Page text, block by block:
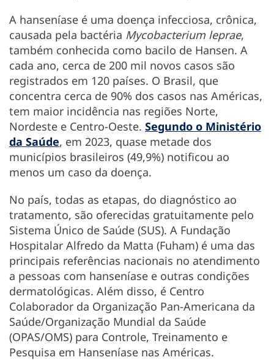
A hanseníase é uma doença infecciosa, crônica,
causada pela bactéria Mycobacterium leprae,
também conhecida como bacilo de Hansen. A
cada ano, cerca de 200 mil novos casos são
registrados em 120 países. O Brasil, que
concentra cerca de 90% dos casos nas Américas,
tem maior incidência nas regiões Norte,
Nordeste e Centro-Oeste. Segundo o Ministério
da Saúde, em 2023, quase metade dos
municípios brasileiros (49,9%) notificou ao
menos um caso da doença.
No país, todas as etapas, do diagnóstico ao
tratamento, são oferecidas gratuitamente pelo
Sistema Único de Saúde (SUS). A Fundação
Hospitalar Alfredo da Matta (Fuham) é uma das
principais referências nacionais no atendimento
a pessoas com hanseníase e outras condições
dermatológicas. Além disso, é Centro
Colaborador da Organização Pan-Americana da
Saúde/Organização Mundial da Saúde
(OPAS/OMS) para Controle, Treinamento e
Pesquisa em Hanseníase nas Américas.